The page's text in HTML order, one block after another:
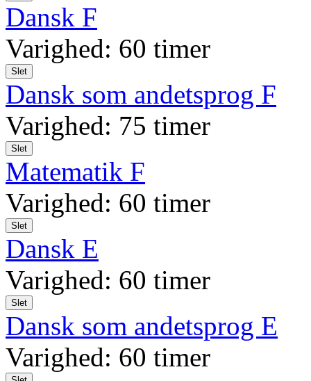
Dansk F
Varighed: 60 timer
Slet
Dansk som andetsprog F
Varighed: 75 timer
Slet
Matematik F
Varighed: 60 timer
Slet
Dansk E
Varighed: 60 timer
Slet
Dansk som andetsprog E
Varighed: 60 timer